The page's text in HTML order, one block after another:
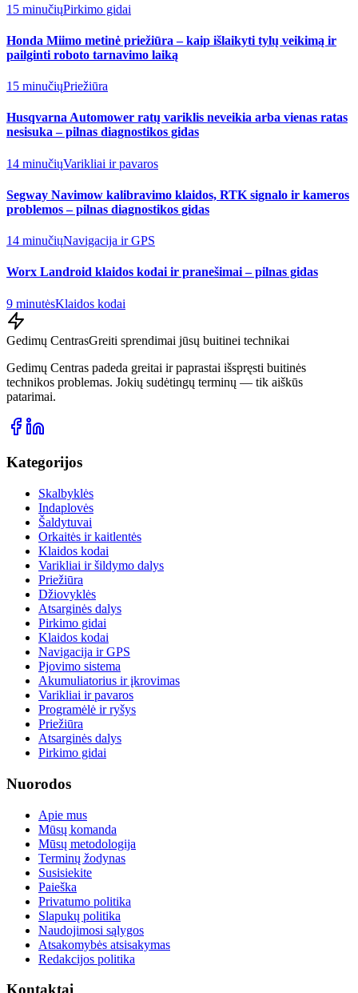
15 minučiųPirkimo gidai
Honda Miimo metinė priežiūra – kaip išlaikyti tylų veikimą ir
pailginti roboto tarnavimo laiką
15 minučiųPriežiūra
Husqvarna Automower ratų variklis neveikia arba vienas ratas
nesisuka – pilnas diagnostikos gidas
14 minučiųVarikliai ir pavaros
Segway Navimow kalibravimo klaidos, RTK signalo ir kameros
problemos – pilnas diagnostikos gidas
14 minučiųNavigacija ir GPS
Worx Landroid klaidos kodai ir pranešimai – pilnas gidas
9 minutėsKlaidos kodai
Gedimų CentrasGreiti sprendimai jūsų buitinei technikai
Gedimų Centras padeda greitai ir paprastai išspręsti buitinės
technikos problemas. Jokių sudėtingų terminų — tik aiškūs
patarimai.
Kategorijos
Skalbyklės
Indaplovės
Šaldytuvai
Orkaitės ir kaitlentės
Klaidos kodai
Varikliai ir šildymo dalys
Priežiūra
Džiovyklės
Atsarginės dalys
Pirkimo gidai
Klaidos kodai
Navigacija ir GPS
Pjovimo sistema
Akumuliatorius ir įkrovimas
Varikliai ir pavaros
Programėlė ir ryšys
Priežiūra
Atsarginės dalys
Pirkimo gidai
Nuorodos
Apie mus
Mūsų komanda
Mūsų metodologija
Terminų žodynas
Susisiekite
Paieška
Privatumo politika
Slapukų politika
Naudojimosi sąlygos
Atsakomybės atsisakymas
Redakcijos politika
Kontaktai